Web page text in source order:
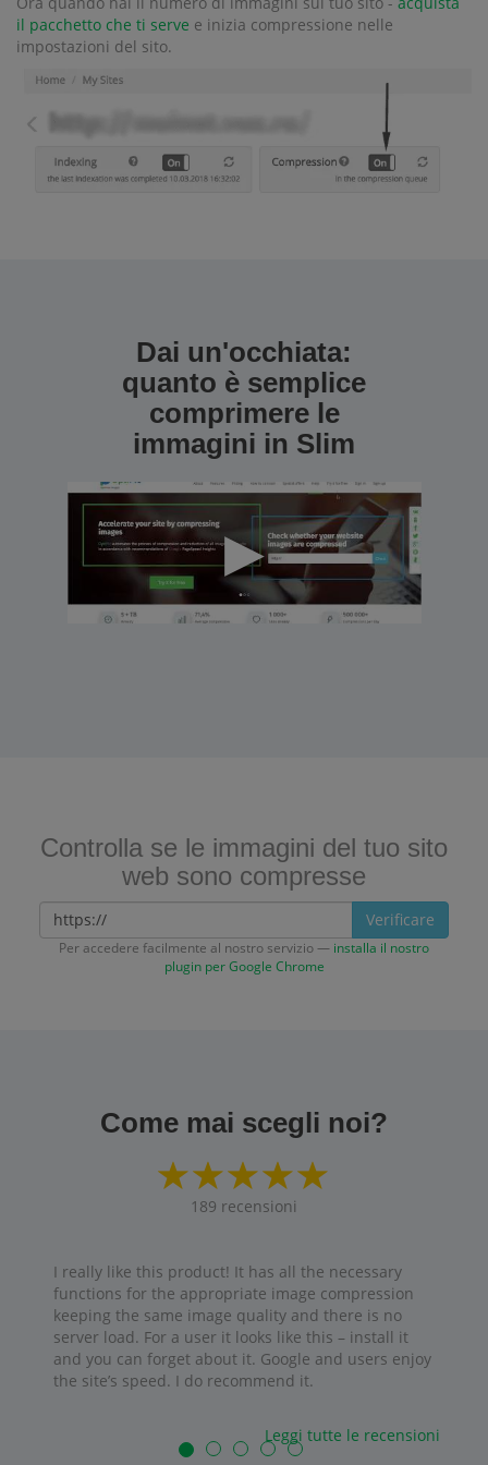
il pacchetto che ti serve e inizia compressione nelle
impostazioni del sito.
Dai un'occhiata:
quanto è semplice
comprimere le
immagini in Slim
Controlla se le immagini del tuo sito
web sono compresse
Verificare
Per accedere facilmente al nostro servizio — installa il nostro
plugin per Google Chrome
Come mai scegli noi?
189 recensioni
I really like this product! It has all the necessary
functions for the appropriate image compression
keeping the same image quality and there is no
server load. For a user it looks like this – install it
and you can forget about it. Google and users enjoy
the site’s speed. I do recommend it.
Leggi tutte le recensioni